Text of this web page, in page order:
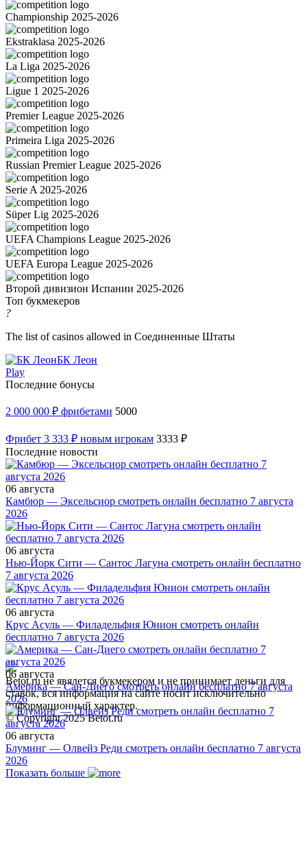
Championship 2025-2026
Ekstraklasa 2025-2026
La Liga 2025-2026
Ligue 1 2025-2026
Premier League 2025-2026
Primeira Liga 2025-2026
Russian Premier League 2025-2026
Serie A 2025-2026
Süper Lig 2025-2026
UEFA Champions League 2025-2026
UEFA Europa League 2025-2026
Второй дивизион Испании 2025-2026
Топ букмекеров
?
The list of casinos allowed in Соединенные Штаты
БК Леон
Play
Последние бонусы
2 000 000 ₽ фрибетами 5000
Фрибет 3 333 ₽ новым игрокам 3333 ₽
Последние новости
06 августа
Камбюр — Эксельсиор смотреть онлайн бесплатно 7 августа
2026
06 августа
Нью-Йорк Сити — Сантос Лагуна смотреть онлайн бесплатно
7 августа 2026
06 августа
Крус Асуль — Филадельфия Юнион смотреть онлайн
бесплатно 7 августа 2026
06 августа
Америка — Сан-Диего смотреть онлайн бесплатно 7 августа
2026
06 августа
Блуминг — Олвейз Реди смотреть онлайн бесплатно 7 августа
2026
Показать больше
Betot.ru не явялется букмекером и не принимает деньги для
ставок, вся информация на сайте носит исключительно
информационный характер.
© Copyright 2025 Betot.ru